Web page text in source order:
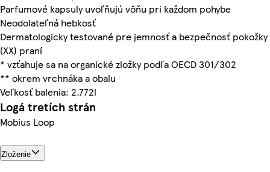
Parfumové kapsuly uvoľňujú vôňu pri každom pohybe
Neodolateľná hebkosť
Dermatologicky testované pre jemnosť a bezpečnosť pokožky
(XX) praní
* vzťahuje sa na organické zložky podľa OECD 301/302
** okrem vrchnáka a obalu
Veľkosť balenia: 2.772l
Logá tretích strán
Mobius Loop
Zloženie